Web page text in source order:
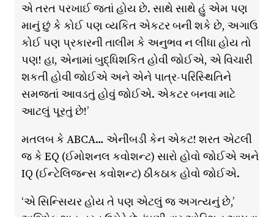
એ તરત પરખાઈ જતાં હોય છે. સાથે સાથે હું એમ પણ
માનું છું કે કોઈ પણ વ્યકિત એકટર બની શકે છે, અગાઉ
કોઈ પણ પ્રકારની તાલીમ કે અનુભવ ન લીધા હોય તો
પણ! હા, એનામાં બુદ્ધિશકિત હોવી જોઈએ, એ વિચારી
શકતી હોવી જોઈએ અને એને પાત્ર-પરિસ્થિતિને
સમજતાં આવડતું હોવું જોઈએ. એકટર બનવા માટે
આટલું પૂરતું છે!’
મતલબ કે ABCA… એનીબડી કેન એકટ! શરત એટલી
જ કે EQ (ઈમોશનલ કવોશન્ટ) સારો હોવો જોઈએ અને
IQ (ઈન્ટેલિજન્સ કવોશન્ટ) ઠીકઠાક હોવો જોઈએ.
‘એ સિન્સિયર હોય તે પણ એટલું જ અગત્યનું છે,’